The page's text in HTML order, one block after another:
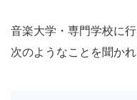
音楽大学・専門学校に
次のようなことを聞か